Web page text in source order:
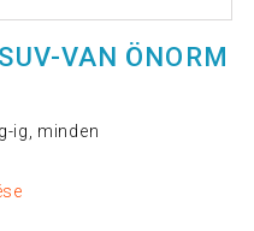
VAN ÖNORM
ig, minden